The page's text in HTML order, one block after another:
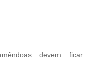
devem ficar